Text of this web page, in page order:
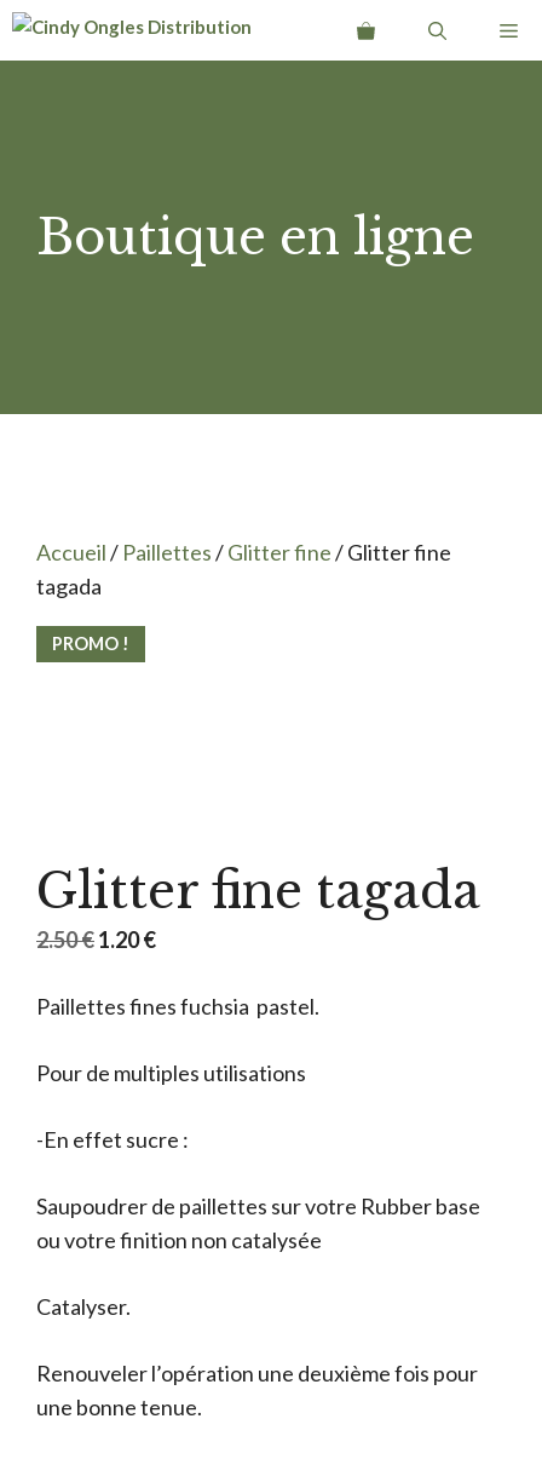
Aller
Boutique en ligne
Accueil/ Paillettes/Glitter fine/ Glitter fine
tagada
PROMO !
Glitter fine tagada
2.50€Le
initial
2.50 €.
1.20€Le
actuel
1.20 €.
Paillettes fines fuchsia pastel.
Pour de multiples utilisations
-En effet sucre :
Saupoudrer de paillettes sur votre Rubber base
ou votre finition non catalysée
Catalyser.
Renouveler l’opération une deuxième fois pour
une bonne tenue.